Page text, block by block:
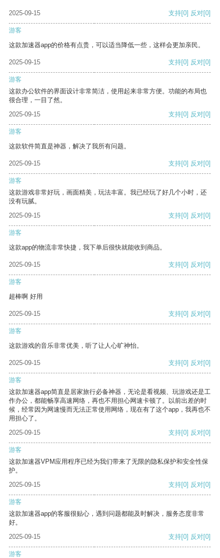
2025-09-15 支持[0] 反对[0]
游客
这款加速器app的价格有点贵，可以适当降低一些，这样会更加亲民。
2025-09-15 支持[0] 反对[0]
游客
这款办公软件的界面设计非常简洁，使用起来非常方便。功能的布局也
很合理，一目了然。
2025-09-15
支持[0] 反对[0]
游客
这款软件简直是神器，解决了我所有问题。
2025-09-15 支持[0] 反对[0]
游客
这款游戏非常好玩，画面精美，玩法丰富。我已经玩了好几个小时，还
没有玩腻。
2025-09-15
支持[0] 反对[0]
游客
这款app的物流非常快捷，我下单后很快就能收到商品。
2025-09-15 支持[0] 反对[0]
游客
超棒啊 好用
2025-09-15 支持[0] 反对[0]
游客
这款游戏的音乐非常优美，听了让人心旷神怡。
2025-09-15 支持[0] 反对[0]
游客
这款加速器app简直是居家旅行必备神器，无论是看视频、玩游戏还是工
作办公，都能畅享高速网络，再也不用担心网速卡顿了。以前出差的时
候，经常因为网速慢而无法正常使用网络，现在有了这个app，我再也不
用担心了。
2025-09-15
支持[0] 反对[0]
游客
这款加速器VPM应用程序已经为我们带来了无限的隐私保护和安全性保
护。
2025-09-15
支持[0] 反对[0]
游客
这款加速器app的客服很贴心，遇到问题都能及时解决，服务态度非常
好。
2025-09-15
支持[0] 反对[0]
游客